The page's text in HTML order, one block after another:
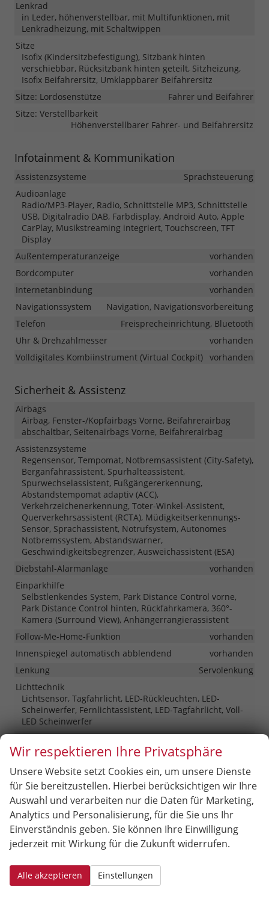
Lenkrad
in Leder, höhenverstellbar, mit Multifunktionen, mit
Lenkradheizung, mit Schaltwippen
Sitze
Isofix (Kindersitzbefestigung), Sitzbank hinten
verschiebbar, Rücksitzbank hinten geteilt, Sitzheizung,
Isofix Beifahrersitz, Umklappbarer Beifahrersitz
Sitze: Lordosenstütze
Fahrer und Beifahrer
Sitze: Verstellbarkeit
Höhenverstellbarer Fahrer- und Beifahrersitz
Infotainment & Kommunikation
Assistenzsysteme
Sprachsteuerung
Audioanlage
Radio/MP3-Player, Radio, Schnittstelle MP3, Schnittstelle
USB, Digitalradio DAB, Farbdisplay, Android Auto, Apple
CarPlay, Musikstreaming integriert, Touchscreen, TFT
Display
Außentemperaturanzeige
vorhanden
Bordcomputer
vorhanden
Internetanbindung
vorhanden
Navigationssystem
Navigation, Navigationsvorbereitung
Telefon
Freisprecheinrichtung, Bluetooth
Uhr & Drehzahlmesser
vorhanden
Volldigitales Kombiinstrument (Virtual Cockpit) vorhanden
Sicherheit & Assistenz
Airbags
Airbag, Fenster-/Kopfairbags Vorne, Beifahrerairbag
abschaltbar, Seitenairbags Vorne, Beifahrerairbag
Assistenzsysteme
Regensensor, Tempomat, Notbremsassistent (City-Safety),
Berganfahrassistent, Spurhalteassistent,
Spurwechselassistent, Fußgängererkennung,
Abstandstempomat adaptiv (ACC),
Verkehrzeichenerkennung, Toter-Winkel-Assistent,
Querverkehrsassistent (RCTA), Müdigkeitserkennungs-
Sensor, Sprachassistent, Notrufsystem, Autonomes
Notbremssystem, Abstandswarner,
Geschwindigkeitsbegrenzer, Ausweichassistent (ESA)
Diebstahl-Alarmanlage
vorhanden
Einparkhilfe
Selbstlenkendes System, Park Distance Control vorne,
Park Distance Control hinten, Rückfahrkamera, 360°-
Kamera (Surround View), Anhängerrangierassistent
Follow-Me-Home-Funktion
vorhanden
Innenspiegel automatisch abblendend
vorhanden
Lenkung
Servolenkung
Lichttechnik
Lichtsensor, Tagfahrlicht, LED-Rückleuchten, LED-
Scheinwerfer, Fernlichtassistent, LED-Tagfahrlicht, Voll-
LED Scheinwerfer
Start/Stop-Automatik
vorhanden
Waschwasserstandsanzeige
vorhanden
Zentralverriegelung
Zentralverriegelung, Zentralverriegelung mit
Funkfernbedienung, Schlüssellose Zentralverriegelung
(Keyless Go)
Anhängerkupplung
Wir respektieren Ihre Privatsphäre
Unsere Website setzt Cookies ein, um unsere Dienste
für Sie bereitzustellen. Hierbei berücksichtigen wir Ihre
Auswahl und verarbeiten nur die Daten für Marketing,
Analytics und Personalisierung, für die Sie uns Ihr
Einverständnis geben. Sie können Ihre Einwilligung
jederzeit mit Wirkung für die Zukunft widerrufen.
Alle akzeptieren Einstellungen